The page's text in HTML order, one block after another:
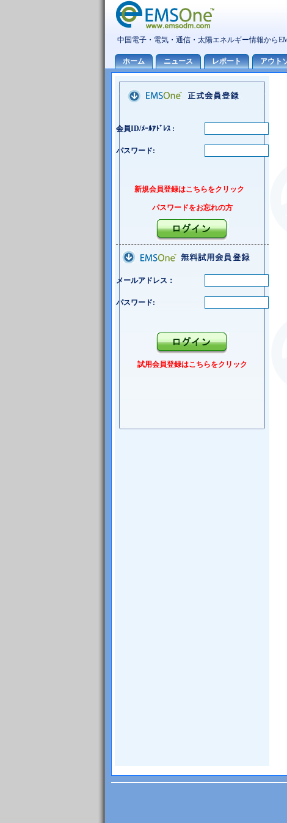
会員ID/ﾒｰﾙｱﾄﾞﾚｽ :
パスワード:
新規会員登録はこちらをクリック
パスワードをお忘れの方
メールアドレス：
パスワード:
試用会員登録はこちらをクリック